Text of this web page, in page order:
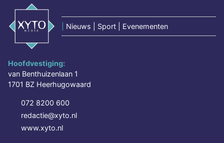
Nieuws | Sport | Evenementen
Hoofdvestiging:
van Benthuizenlaan 1
1701 BZ Heerhugowaard
072 8200 600
redactie@xyto.nl
www.xyto.nl